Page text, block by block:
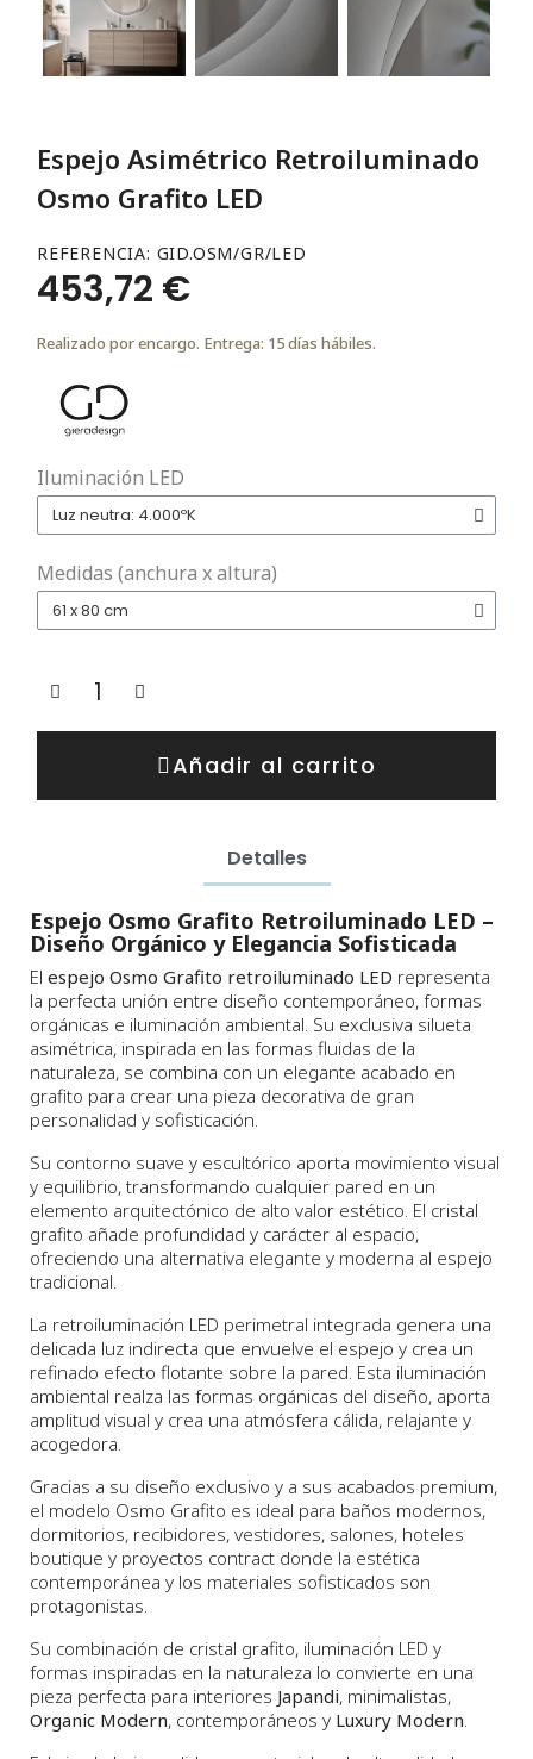
Espejo Asimétrico Retroiluminado
Osmo Grafito LED
REFERENCIA GID.OSM/GR/LED
453,72 €
Realizado por encargo. Entrega: 15 días hábiles.
Iluminación LED
Medidas (anchura x altura)
Añadir al carrito
Detalles
Espejo Osmo Grafito Retroiluminado LED –
Diseño Orgánico y Elegancia Sofisticada
El espejo Osmo Grafito retroiluminado LED representa
la perfecta unión entre diseño contemporáneo, formas
orgánicas e iluminación ambiental. Su exclusiva silueta
asimétrica, inspirada en las formas fluidas de la
naturaleza, se combina con un elegante acabado en
grafito para crear una pieza decorativa de gran
personalidad y sofisticación.
Su contorno suave y escultórico aporta movimiento visual
y equilibrio, transformando cualquier pared en un
elemento arquitectónico de alto valor estético. El cristal
grafito añade profundidad y carácter al espacio,
ofreciendo una alternativa elegante y moderna al espejo
tradicional.
La retroiluminación LED perimetral integrada genera una
delicada luz indirecta que envuelve el espejo y crea un
refinado efecto flotante sobre la pared. Esta iluminación
ambiental realza las formas orgánicas del diseño, aporta
amplitud visual y crea una atmósfera cálida, relajante y
acogedora.
Gracias a su diseño exclusivo y a sus acabados premium,
el modelo Osmo Grafito es ideal para baños modernos,
dormitorios, recibidores, vestidores, salones, hoteles
boutique y proyectos contract donde la estética
contemporánea y los materiales sofisticados son
protagonistas.
Su combinación de cristal grafito, iluminación LED y
formas inspiradas en la naturaleza lo convierte en una
pieza perfecta para interiores Japandi, minimalistas,
Organic Modern, contemporáneos y Luxury Modern.